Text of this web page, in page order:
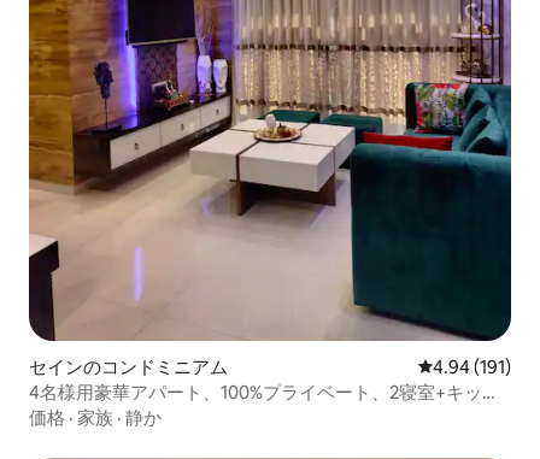
セインのコンドミニアム レビュー191
4.94 (191)
4名様用豪華アパート、100%プライベート、2寝室+キッチ
ン、高層階
価格 · 家族 · 静か